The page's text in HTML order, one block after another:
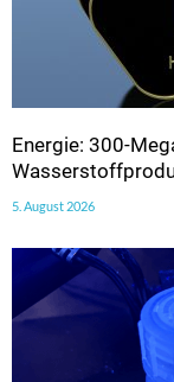
Energie: 300-
5. August 2026